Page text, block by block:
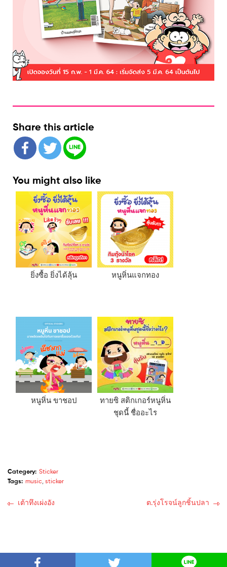
Share this article
You might also like
ยิ่งซื้อ ยิ่งได้ลุ้น หนูหิ่นแจกทอง
หนูหิ่น ขาชอป
ทายซิ สติกเกอร์หนูหิ่น
ชุดนี้ ชื่ออะไร
Category: Sticker
Tags: music sticker
เต้าทึงเผ่งอัง ต.รุ่งโรจน์ลูกชิ้นปลา